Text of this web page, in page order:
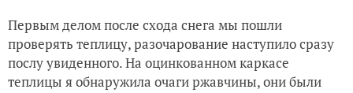
Первым делом после схода снега мы пошли
проверять теплицу, разочарование наступило сразу
послу увиденного. На оцинкованном каркасе
теплицы я обнаружила очаги ржавчины, они были